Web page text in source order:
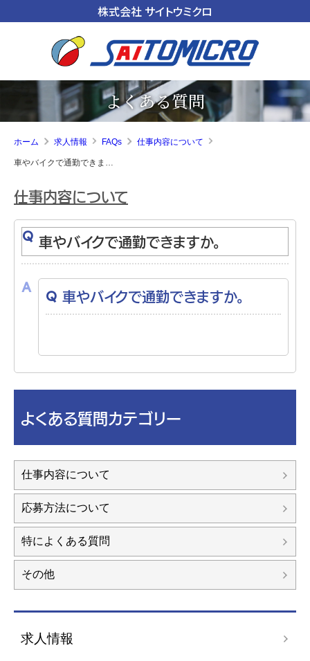
株式会社 サイトウミクロ
よくある質問
ホーム 求人情報 FAQs 仕事内容について
車やバイクで通勤できますか。
仕事内容について
車やバイクで通勤できますか。
車やバイクで通勤できますか。
よくある質問カテゴリー
仕事内容について
応募方法について
特によくある質問
その他
求人情報